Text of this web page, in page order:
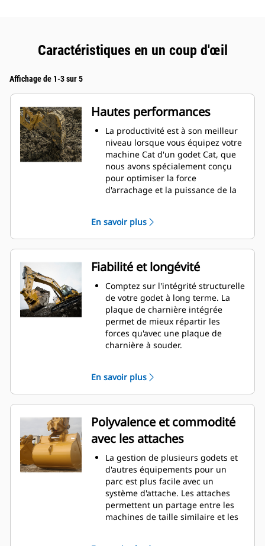
Caractéristiques en un coup d'œil
Affichage de 1-3 sur 5
Hautes performances
La productivité est à son meilleur
niveau lorsque vous équipez votre
machine Cat d'un godet Cat, que
nous avons spécialement conçu
pour optimiser la force
d'arrachage et la puissance de la
double améliore le flux des
matières dans le godet. Le
dégagement de talon accru
garantit que le fond du godet ne
frotte pas, ce qui réduit les coûts
d'entretien.
La consommation de carburant est
maximale lors de l'excavation. Les
godets Cat sont conçus pour
creuser dans les matériaux
rapidement afin d'améliorer
Chargez plus de matière plus
rapidement. La forme et les barres
latérales du godet permettent une
rétention optimale des matériaux
dans le godet à chaque charge.
En savoir plus
Fiabilité et longévité
Comptez sur l'intégrité structurelle
de votre godet à long terme. La
plaque de charnière intégrée
permet de mieux répartir les
forces qu'avec une plaque de
charnière à souder.
résistants à l'abrasion, en
particulier pour les composants
d'usure excessive.
Protégez les zones d'usure
excessive les plus importantes de
votre godet avec les outils
d'attaque du sol Cat
(GET). Les
protecteurs de longerons et les
couteaux latéraux permettent de
préserver les pièces du godet qui
entrent en contact et traversent
les matériaux le plus souvent.
Réduisez les coûts d'entretien en
En savoir plus
Polyvalence et commodité
avec les attaches
La gestion de plusieurs godets et
d'autres équipements pour un
parc est plus facile avec un
système d'attache. Les attaches
permettent un partage entre les
machines de taille similaire et les